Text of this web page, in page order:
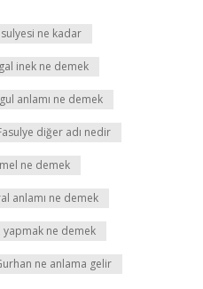
ne kadar
inek ne demek
anlamı ne demek
diğer adı nedir
ne demek
anlamı ne demek
yapmak ne demek
ne anlama gelir